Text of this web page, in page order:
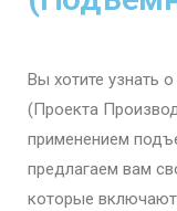
Вы хотите узнать
(Проекта
применением
предлагаем вам
которые